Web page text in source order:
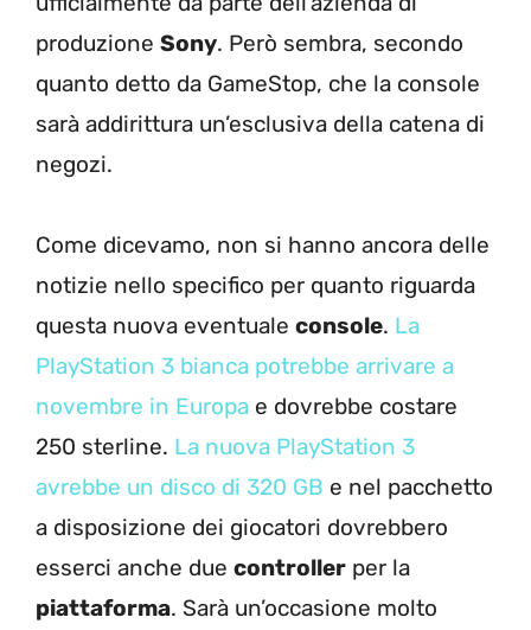
produzione Sony. Però sembra, secondo
quanto detto da GameStop, che la console
sarà addirittura un’esclusiva della catena di
negozi.
Come dicevamo, non si hanno ancora delle
notizie nello specifico per quanto riguarda
questa nuova eventuale console. La
PlayStation 3 bianca potrebbe arrivare a
novembre in Europa e dovrebbe costare
250 sterline. La nuova PlayStation 3
avrebbe un disco di 320 GB e nel pacchetto
a disposizione dei giocatori dovrebbero
esserci anche due controller per la
piattaforma. Sarà un’occasione molto